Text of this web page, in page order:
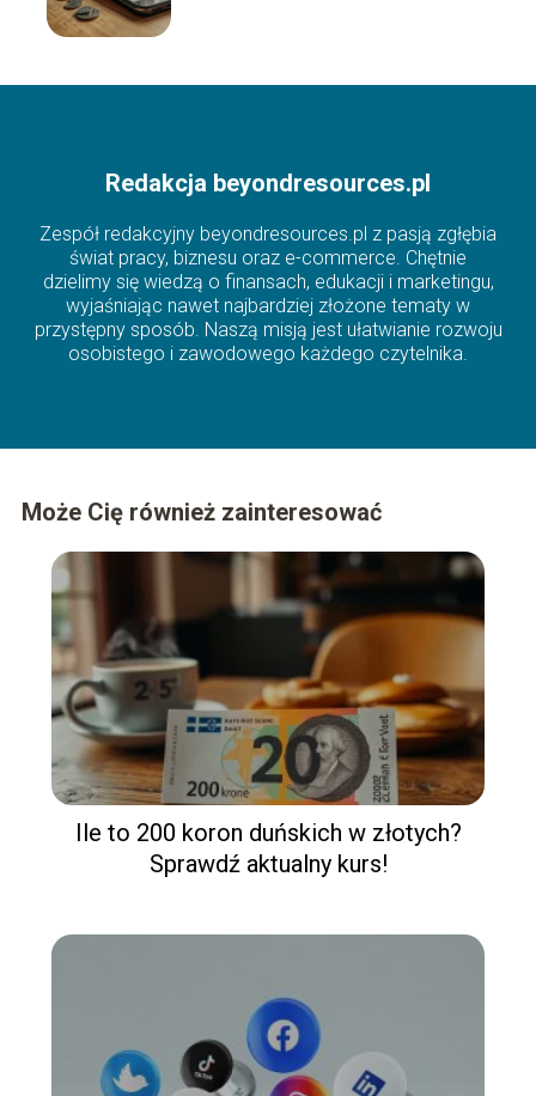
Redakcja beyondresources.pl
Zespół redakcyjny beyondresources.pl z pasją zgłębia
świat pracy, biznesu oraz e-commerce. Chętnie
dzielimy się wiedzą o finansach, edukacji i marketingu,
wyjaśniając nawet najbardziej złożone tematy w
przystępny sposób. Naszą misją jest ułatwianie rozwoju
osobistego i zawodowego każdego czytelnika.
Może Cię również zainteresować
Ile to 200 koron duńskich w złotych?
Sprawdź aktualny kurs!